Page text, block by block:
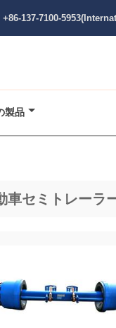
+86-137-7100-
製品
車セミトレーラ